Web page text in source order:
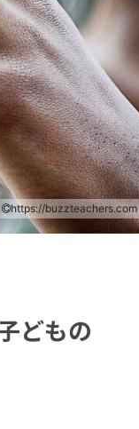
https://buzzteachers.com
どもの